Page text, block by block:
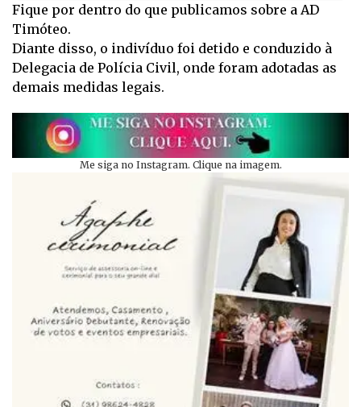
Fique por dentro do que publicamos sobre a AD
Timóteo.
Diante disso, o indivíduo foi detido e conduzido à
Delegacia de Polícia Civil, onde foram adotadas as
demais medidas legais.
Me siga no Instagram. Clique na imagem.